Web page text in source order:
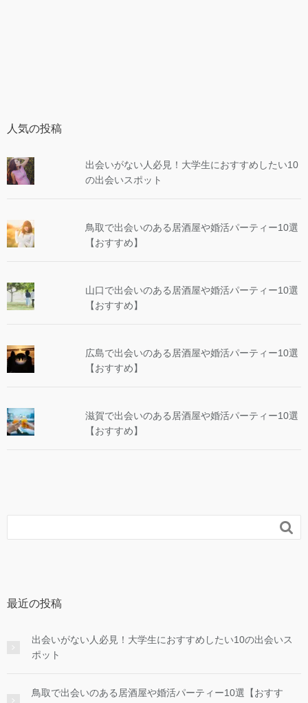
人気の投稿
出会いがない人必見！大学生におすすめしたい10
の出会いスポット
鳥取で出会いのある居酒屋や婚活パーティー10選
【おすすめ】
山口で出会いのある居酒屋や婚活パーティー10選
【おすすめ】
広島で出会いのある居酒屋や婚活パーティー10選
【おすすめ】
滋賀で出会いのある居酒屋や婚活パーティー10選
【おすすめ】

最近の投稿
出会いがない人必見！大学生におすすめしたい10の出会いス
ポット
鳥取で出会いのある居酒屋や婚活パーティー10選【おすす